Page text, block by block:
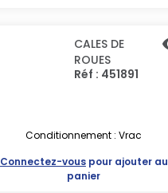
CALES DE
ROUES
Réf : 451891
Conditionnement : Vrac
Connectez-vouspour ajouter au
panier